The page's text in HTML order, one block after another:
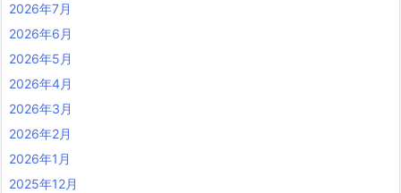
2026年7月
2026年6月
2026年5月
2026年4月
2026年3月
2026年2月
2026年1月
2025年12月